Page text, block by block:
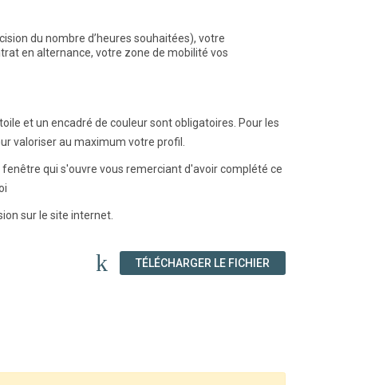
du nombre d’heures souhaitées), votre
en alternance, votre zone de mobilité vos
et un encadré de couleur sont obligatoires. Pour les
valoriser au maximum votre profil.
qui s'ouvre vous remerciant d'avoir complété ce
sur le site internet.
TÉLÉCHARGER LE FICHIER